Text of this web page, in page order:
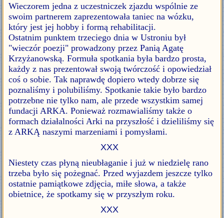
Wieczorem jedna z uczestniczek zjazdu wspólnie ze
swoim partnerem zaprezentowała taniec na wózku,
który jest jej hobby i formą rehabilitacji.
Ostatnim punktem trzeciego dnia w Ustroniu był
"wieczór poezji" prowadzony przez Panią Agatę
Krzyżanowską. Formuła spotkania była bardzo prosta,
każdy z nas prezentował swoją twórczość i opowiedział
coś o sobie. Tak naprawdę dopiero wtedy dobrze się
poznaliśmy i polubiliśmy. Spotkanie takie było bardzo
potrzebne nie tylko nam, ale przede wszystkim samej
fundacji ARKA. Ponieważ rozmawialiśmy także o
formach działalności Arki na przyszłość i dzieliliśmy się
z ARKĄ naszymi marzeniami i pomysłami.
XXX
Niestety czas płyną nieubłaganie i już w niedzielę rano
trzeba było się pożegnać. Przed wyjazdem jeszcze tylko
ostatnie pamiątkowe zdjęcia, miłe słowa, a także
obietnice, że spotkamy się w przyszłym roku.
XXX